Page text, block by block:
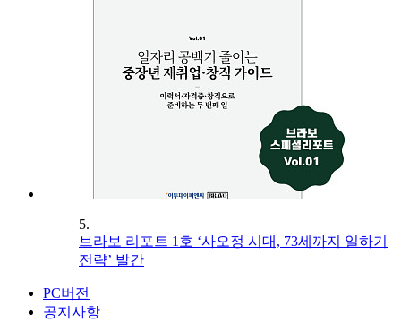
5.
브라보 리포트 1호 ‘사오정 시대, 73세까지 일하기
전략’ 발간
PC버전
공지사항